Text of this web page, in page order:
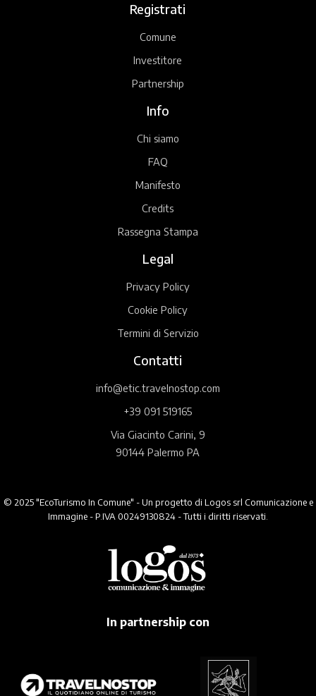
Registrati
Comune
Investitore
Partnership
Info
Chi siamo
FAQ
Manifesto
Credits
Rassegna Stampa
Legal
Privacy Policy
Cookie Policy
Termini di Servizio
Contatti
info@etic.travelnostop.com
+39 091 519165
Via Giacinto Carini, 9
90144 Palermo PA
© 2025 "EcoTurismo In Comune" - Un progetto di Logos srl Comunicazione e
Immagine - P.IVA 00249130824 - Tutti i diritti riservati.
In partnership con